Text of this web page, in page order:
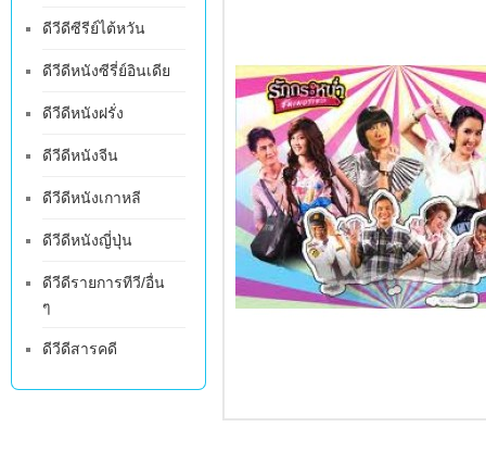
ดีวีดีซีรีย์ไต้หวัน
ดีวีดีหนังซีรี่ย์อินเดีย
ดีวีดีหนังฝรั่ง
ดีวีดีหนังจีน
ดีวีดีหนังเกาหลี
ดีวีดีหนังญี่ปุ่น
ดีวีดีรายการทีวี/อื่น
ๆ
ดีวีดีสารคดี